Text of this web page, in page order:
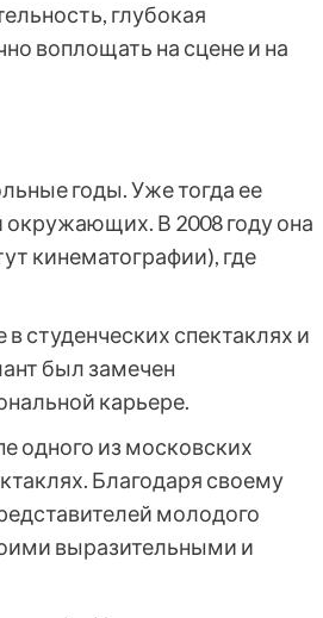
глубокая
воплощать на сцене и на
годы. Уже тогда ее
В 2008 году она
кинематографии), где
студенческих спектаклях и
был замечен
карьере.
одного из московских
Благодаря своему
молодого
выразительными и